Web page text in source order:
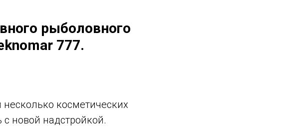
рыболовного
777.
косметических
новой надстройкой.